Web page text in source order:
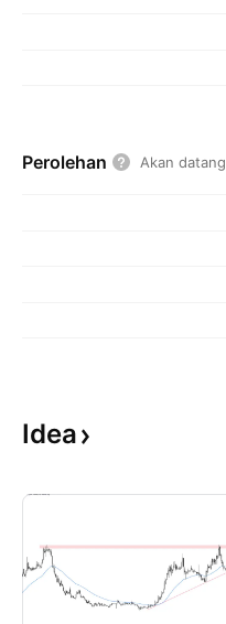
Perolehan Akan datang
Idea